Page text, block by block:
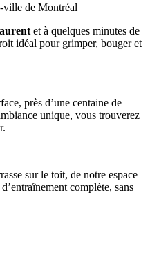
ville de Montréal
et à quelques minutes de
idéal pour grimper, bouger et
près d’une centaine de
unique, vous trouverez
sur le toit, de notre espace
complète, sans